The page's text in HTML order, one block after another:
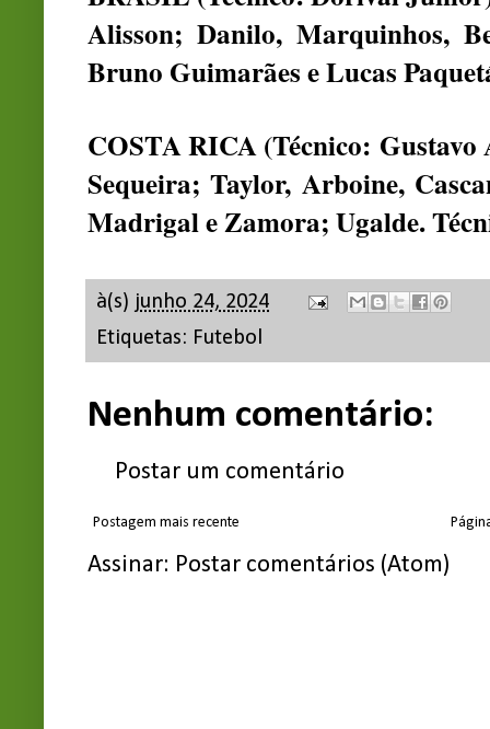
Alisson; Danilo, Marquinhos,
Bruno Guimarães e Lucas
COSTA RICA (Técnico:
Sequeira; Taylor, Arboine,
Madrigal e Zamora; Ugalde.
à(s) junho 24, 2024
Etiquetas: Futebol
Nenhum comentário:
Postar um comentário
Postagem mais recente
Assinar: Postar comentários (Atom)